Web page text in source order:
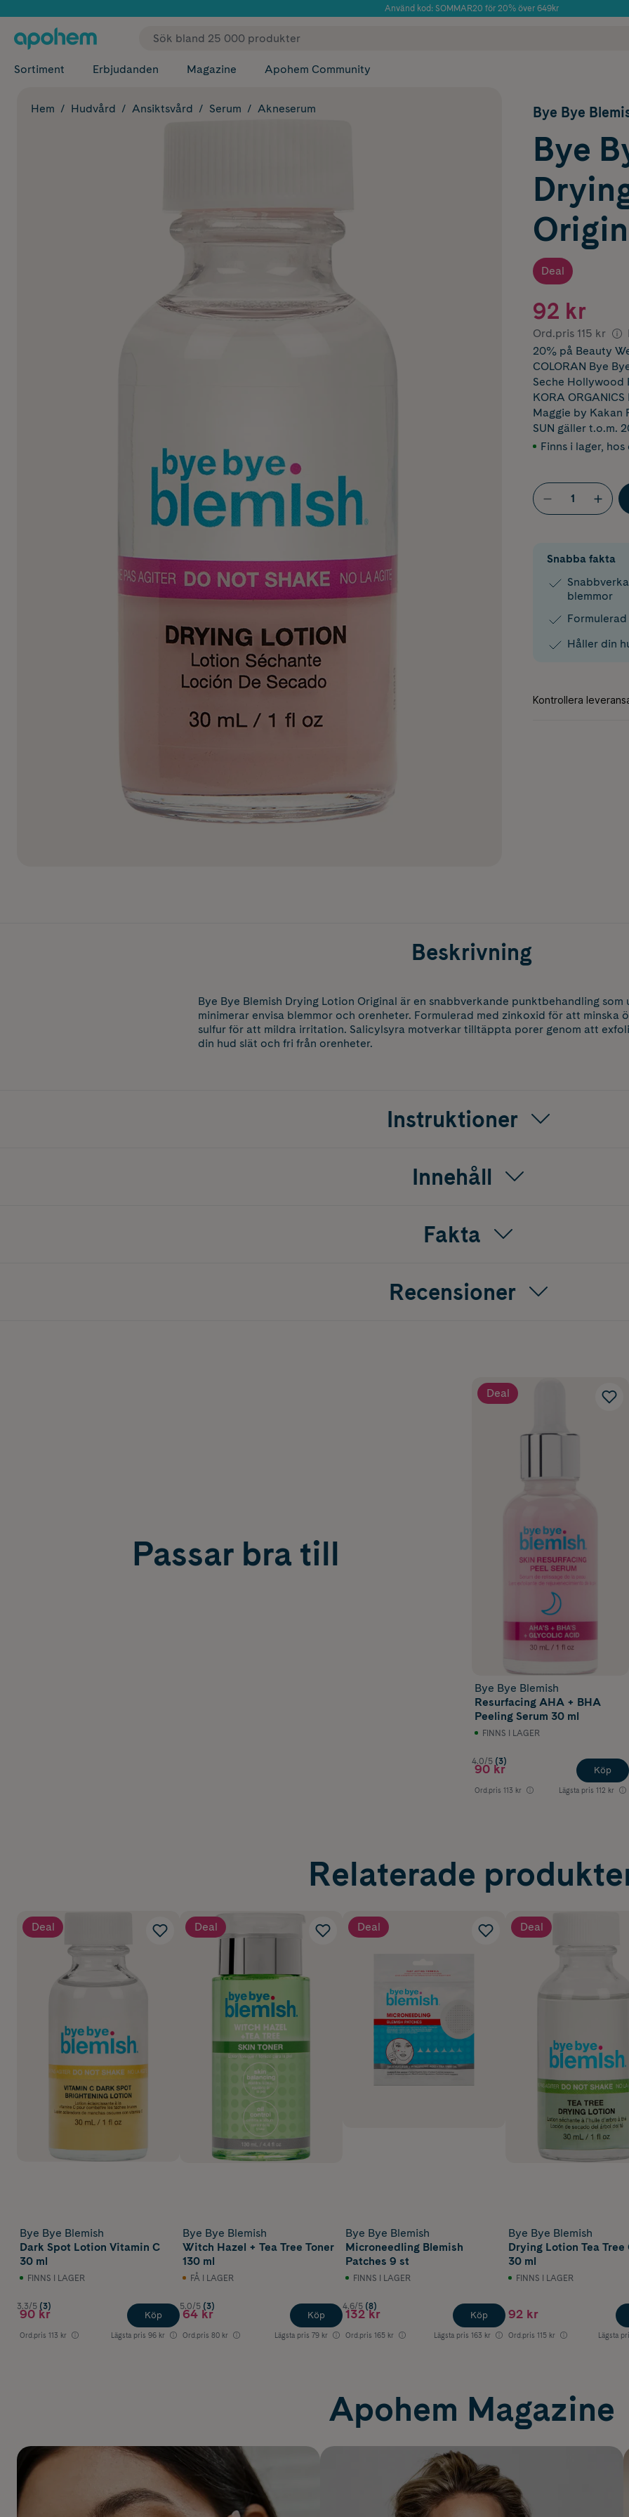
Använd kod: SOMMAR20 för 20% över 649kr
✓ Fri frakt
Sortiment Erbjudanden Magazine Apohem Community
Hem Hudvård Ansiktsvård Serum Akneserum Bye Bye
Bye
Deal
92 kr
Ord.pris 115 kr
20% på Beauty
COLORAN Bye
Seche Hollywood
KORA ORGANICS
Maggie by Kakan
SUN gäller t.o.m.
Finns i lager, hos
Snabba fakta
blemmor
Håller din
Beskrivning
Bye Bye Blemish Drying Lotion Original är en snabbverkande punktbehandling som
minimerar envisa blemmor och orenheter. Formulerad med zinkoxid för att minska
sulfur för att mildra irritation. Salicylsyra motverkar tilltäppta porer genom att
din hud slät och fri från orenheter.
Instruktioner
Innehåll
Fakta
Recensioner
Passar bra till
Deal
Bye Bye Blemish
Resurfacing AHA + BHA
Peeling Serum 30 ml
FINNS I LAGER
4.0/5 (3)
90 kr
Ord.pris 113 kr Lägsta pris 112 kr
Köp
Relaterade
Deal
Bye Bye Blemish
Dark Spot Lotion Vitamin C
30 ml
FINNS I LAGER
3.3/5 (3)
90 kr
Ord.pris 113 kr Lägsta pris 96 kr
Köp
Deal
Bye Bye Blemish
Witch Hazel + Tea Tree Toner
130 ml
FÅ I LAGER
5.0/5 (3)
64 kr
Ord.pris 80 kr Lägsta pris 79 kr
Köp
Deal
Bye Bye Blemish
Microneedling Blemish
Patches 9 st
FINNS I LAGER
4.6/5 (8)
132 kr
Ord.pris 165 kr Lägsta pris 163 kr
Köp
Deal
Bye Bye Blemish
Drying Lotion Tea Tree
30 ml
FINNS I LAGER
92 kr
Ord.pris 115 kr Lägsta
Apohem Magazine